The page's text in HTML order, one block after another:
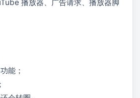
播放器、广告请求、播放器脚
能；